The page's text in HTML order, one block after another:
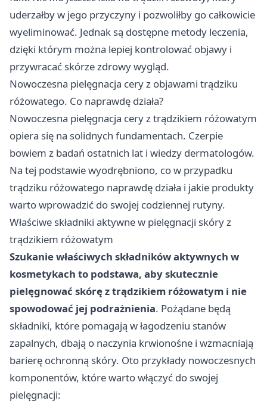
uderzałby w jego przyczyny i pozwoliłby go całkowicie
wyeliminować. Jednak są dostępne metody leczenia,
dzięki którym można lepiej kontrolować objawy i
przywracać skórze zdrowy wygląd.
Nowoczesna pielęgnacja cery z objawami trądziku
różowatego. Co naprawdę działa?
Nowoczesna pielęgnacja cery z trądzikiem różowatym
opiera się na solidnych fundamentach. Czerpie
bowiem z badań ostatnich lat i wiedzy dermatologów.
Na tej podstawie wyodrębniono, co w przypadku
trądziku różowatego naprawdę działa i jakie produkty
warto wprowadzić do swojej codziennej rutyny.
Właściwe składniki aktywne w pielęgnacji skóry z
trądzikiem różowatym
Szukanie właściwych składników aktywnych w
kosmetykach to podstawa, aby skutecznie
pielęgnować skórę z trądzikiem różowatym i nie
spowodować jej podrażnienia. Pożądane będą
składniki, które pomagają w łagodzeniu stanów
zapalnych, dbają o naczynia krwionośne i wzmacniają
barierę ochronną skóry. Oto przykłady nowoczesnych
komponentów, które warto włączyć do swojej
pielęgnacji: